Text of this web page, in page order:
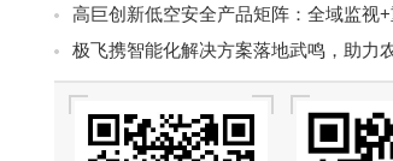
式 高巨创新低空安全产品矩阵：全域监视
护，筑牢低空安全防控屏障
极飞携智能化解决方案落地武鸣，助力